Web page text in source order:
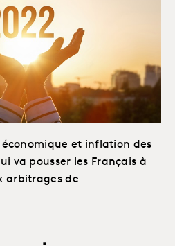
et inflation des
va pousser les Français à
arbitrages de